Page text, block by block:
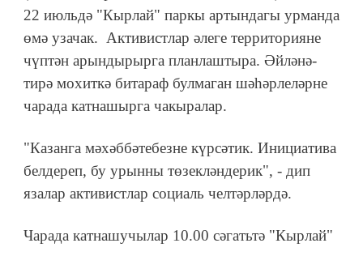
22 июльдә "Кырлай" паркы артындагы урманда
өмә узачак. Активистлар әлеге территорияне
чүптән арындырырга планлаштыра. Әйләнә-
тирә мохиткә битараф булмаган шәһәрлеләрне
чарада катнашырга чакыралар.
"Казанга мәхәббәтебезне күрсәтик. Инициатива
белдереп, бу урынны төзекләндерик", - дип
язалар активистлар социаль челтәрләрдә.
Чарада катнашучылар 10.00 сәгатьтә "Кырлай"